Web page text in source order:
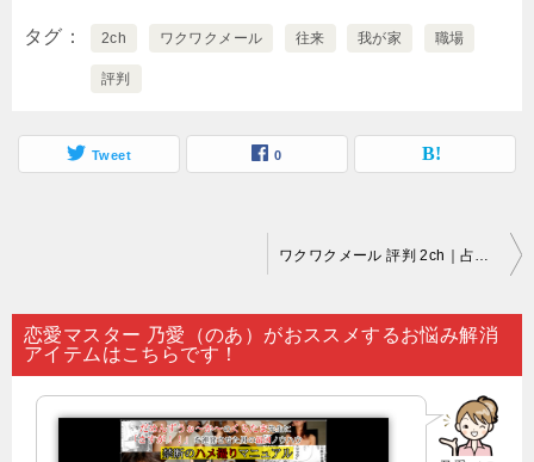
タグ 2ch ワクワクメール 往来 我が家 職場
評判
Tweet 0
ナ
ビ
ワクワクメール 評判 2ch｜占いによって恋愛のことや金運などを読むことが可能だとされています…。
恋愛マスター 乃愛（のあ）がおススメするお悩み解消
アイテムはこちらです！